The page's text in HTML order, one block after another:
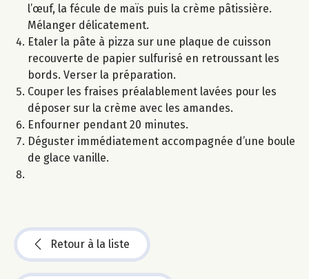
l’œuf, la fécule de maïs puis la crème pâtissière.
Mélanger délicatement.
Etaler la pâte à pizza sur une plaque de cuisson
recouverte de papier sulfurisé en retroussant les
bords. Verser la préparation.
Couper les fraises préalablement lavées pour les
déposer sur la crème avec les amandes.
Enfourner pendant 20 minutes.
Déguster immédiatement accompagnée d’une boule
de glace vanille.
Retour à la liste